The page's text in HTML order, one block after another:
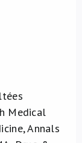
Medical
Annals